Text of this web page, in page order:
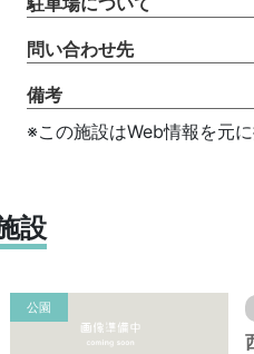
問い合わせ先
備考
※この施設はWeb情報を元
設
公園